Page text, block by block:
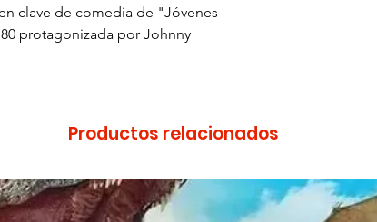
clave de comedia de "Jóvenes
protagonizada por Johnny
Productos relacionados